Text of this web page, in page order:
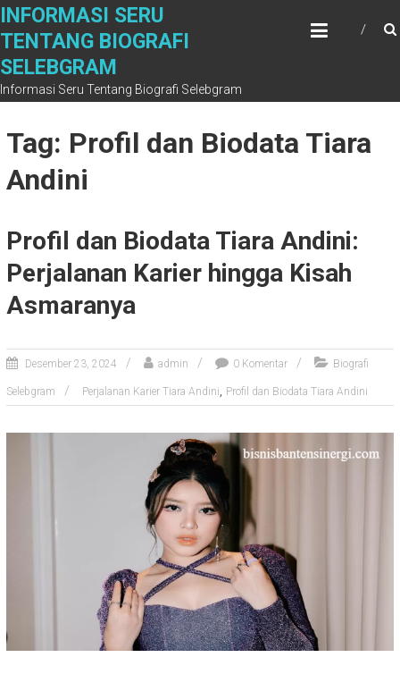
S
p
t
o
INFORMASI SERU
TENTANG BIOGRAFI
SELEBGRAM
Informasi Seru Tentang Biografi Selebgram
Tag: Profil dan Biodata Tiara
Andini
Profil dan Biodata Tiara Andini:
Perjalanan Karier hingga Kisah
Asmaranya
Desember 23, 2024 admin 0 Komentar Biografi
Selebgram Perjalanan Karier Tiara Andini, Profil dan Biodata Tiara Andini